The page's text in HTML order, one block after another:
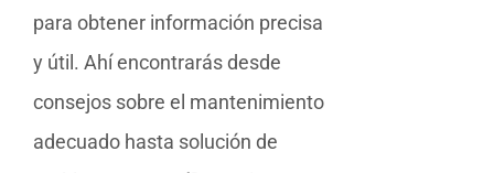
para obtener información precisa
y útil. Ahí encontrarás desde
consejos sobre el mantenimiento
adecuado hasta solución de